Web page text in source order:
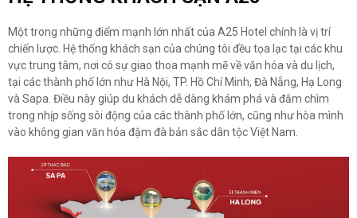
Một trong những điểm mạnh lớn nhất của A25 Hotel chính là vị trí
chiến lược. Hệ thống khách sạn của chúng tôi đều tọa lạc tại các khu
vực trung tâm, nơi có sự giao thoa mạnh mẽ về văn hóa và du lịch,
tại các thành phố lớn như Hà Nội, TP. Hồ Chí Minh, Đà Nẵng, Hạ Long
và Sapa. Điều này giúp du khách dễ dàng khám phá và đắm chìm
trong nhịp sống sôi động của các thành phố lớn, cũng như hòa mình
vào không gian văn hóa đậm đà bản sắc dân tộc Việt Nam.